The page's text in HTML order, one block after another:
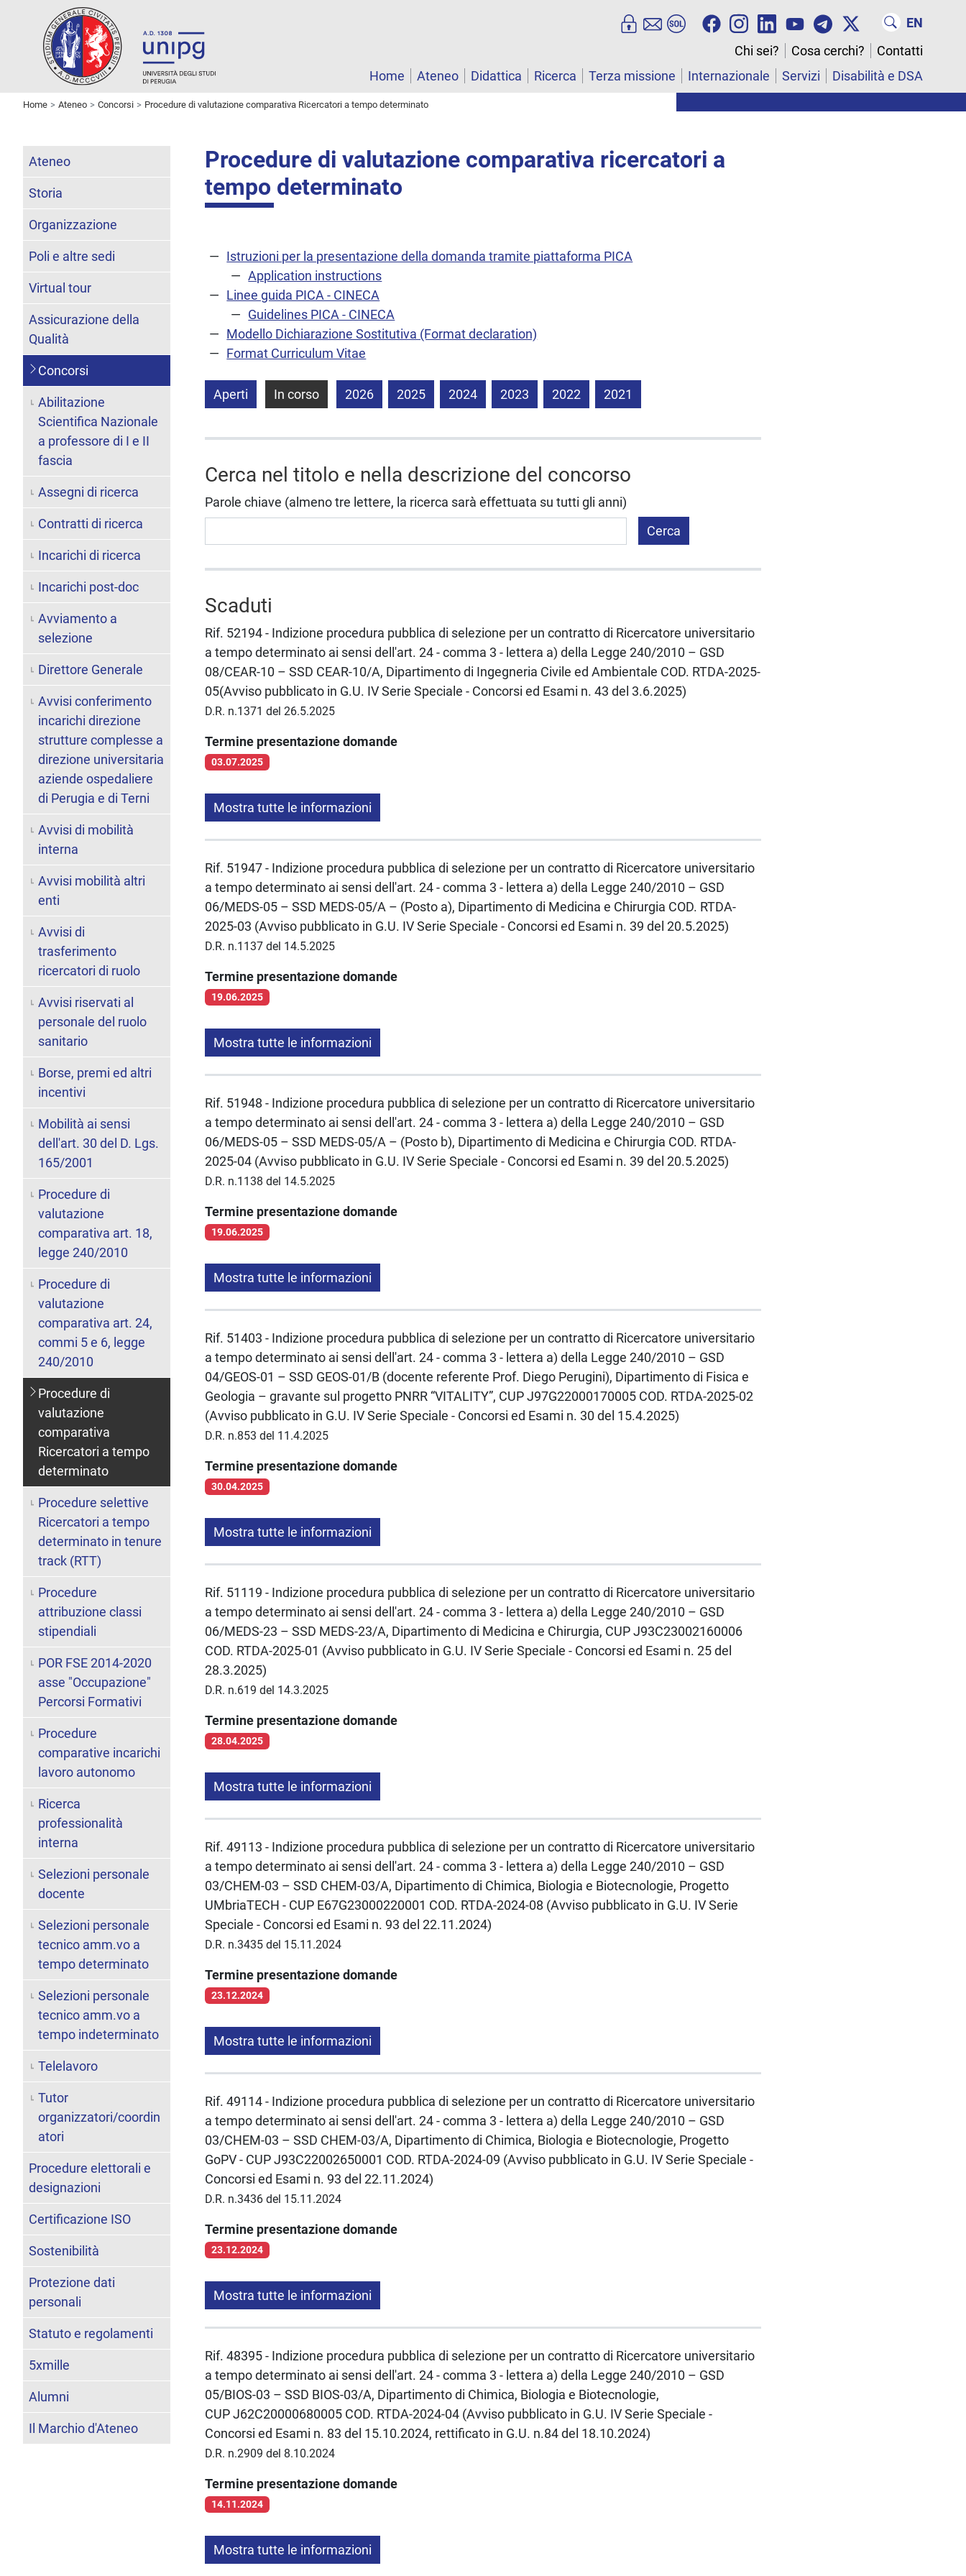
EN
Chi sei?
Cosa cerchi?
Contatti
Home
Ateneo Didattica Ricerca Terza missione Internazionale Servizi Disabilità e DSA
Home Ateneo Concorsi Procedure di valutazione comparativa Ricercatori a tempo determinato
Procedure di valutazione comparativa ricercatori a
tempo determinato
Istruzioni per la presentazione della domanda tramite piattaforma PICA
Application instructions
Linee guida PICA - CINECA
Guidelines PICA - CINECA
Modello Dichiarazione Sostitutiva (Format declaration)
Format Curriculum Vitae
Aperti In corso 2026 2025 2024 2023 2022 2021
Cerca nel titolo e nella descrizione del concorso
Parole chiave (almeno tre lettere, la ricerca sarà effettuata su tutti gli anni)
Cerca
Scaduti
Rif. 52194 - Indizione procedura pubblica di selezione per un contratto di Ricercatore universitario
a tempo determinato ai sensi dell'art. 24 - comma 3 - lettera a) della Legge 240/2010 – GSD
08/CEAR-10 – SSD CEAR-10/A, Dipartimento di Ingegneria Civile ed Ambientale COD. RTDA-2025-
05(Avviso pubblicato in G.U. IV Serie Speciale - Concorsi ed Esami n. 43 del 3.6.2025)
D.R. n.1371 del 26.5.2025
Termine presentazione domande
03.07.2025
Mostra tutte le informazioni
Rif. 51947 - Indizione procedura pubblica di selezione per un contratto di Ricercatore universitario
a tempo determinato ai sensi dell'art. 24 - comma 3 - lettera a) della Legge 240/2010 – GSD
06/MEDS-05 – SSD MEDS-05/A – (Posto a), Dipartimento di Medicina e Chirurgia COD. RTDA-
2025-03 (Avviso pubblicato in G.U. IV Serie Speciale - Concorsi ed Esami n. 39 del 20.5.2025)
D.R. n.1137 del 14.5.2025
Termine presentazione domande
19.06.2025
Mostra tutte le informazioni
Rif. 51948 - Indizione procedura pubblica di selezione per un contratto di Ricercatore universitario
a tempo determinato ai sensi dell'art. 24 - comma 3 - lettera a) della Legge 240/2010 – GSD
06/MEDS-05 – SSD MEDS-05/A – (Posto b), Dipartimento di Medicina e Chirurgia COD. RTDA-
2025-04 (Avviso pubblicato in G.U. IV Serie Speciale - Concorsi ed Esami n. 39 del 20.5.2025)
D.R. n.1138 del 14.5.2025
Termine presentazione domande
19.06.2025
Mostra tutte le informazioni
Rif. 51403 - Indizione procedura pubblica di selezione per un contratto di Ricercatore universitario
a tempo determinato ai sensi dell'art. 24 - comma 3 - lettera a) della Legge 240/2010 – GSD
04/GEOS-01 – SSD GEOS-01/B (docente referente Prof. Diego Perugini), Dipartimento di Fisica e
Geologia – gravante sul progetto PNRR “VITALITY”, CUP J97G22000170005 COD. RTDA-2025-02
(Avviso pubblicato in G.U. IV Serie Speciale - Concorsi ed Esami n. 30 del 15.4.2025)
D.R. n.853 del 11.4.2025
Termine presentazione domande
30.04.2025
Mostra tutte le informazioni
Rif. 51119 - Indizione procedura pubblica di selezione per un contratto di Ricercatore universitario
a tempo determinato ai sensi dell'art. 24 - comma 3 - lettera a) della Legge 240/2010 – GSD
06/MEDS-23 – SSD MEDS-23/A, Dipartimento di Medicina e Chirurgia, CUP J93C23002160006
COD. RTDA-2025-01 (Avviso pubblicato in G.U. IV Serie Speciale - Concorsi ed Esami n. 25 del
28.3.2025)
D.R. n.619 del 14.3.2025
Termine presentazione domande
28.04.2025
Mostra tutte le informazioni
Rif. 49113 - Indizione procedura pubblica di selezione per un contratto di Ricercatore universitario
a tempo determinato ai sensi dell'art. 24 - comma 3 - lettera a) della Legge 240/2010 – GSD
03/CHEM-03 – SSD CHEM-03/A, Dipartimento di Chimica, Biologia e Biotecnologie, Progetto
UMbriaTECH - CUP E67G23000220001 COD. RTDA-2024-08 (Avviso pubblicato in G.U. IV Serie
Speciale - Concorsi ed Esami n. 93 del 22.11.2024)
D.R. n.3435 del 15.11.2024
Termine presentazione domande
23.12.2024
Mostra tutte le informazioni
Rif. 49114 - Indizione procedura pubblica di selezione per un contratto di Ricercatore universitario
a tempo determinato ai sensi dell'art. 24 - comma 3 - lettera a) della Legge 240/2010 – GSD
03/CHEM-03 – SSD CHEM-03/A, Dipartimento di Chimica, Biologia e Biotecnologie, Progetto
GoPV - CUP J93C22002650001 COD. RTDA-2024-09 (Avviso pubblicato in G.U. IV Serie Speciale -
Concorsi ed Esami n. 93 del 22.11.2024)
D.R. n.3436 del 15.11.2024
Termine presentazione domande
23.12.2024
Mostra tutte le informazioni
Rif. 48395 - Indizione procedura pubblica di selezione per un contratto di Ricercatore universitario
a tempo determinato ai sensi dell'art. 24 - comma 3 - lettera a) della Legge 240/2010 – GSD
05/BIOS-03 – SSD BIOS-03/A, Dipartimento di Chimica, Biologia e Biotecnologie,
CUP J62C20000680005 COD. RTDA-2024-04 (Avviso pubblicato in G.U. IV Serie Speciale -
Concorsi ed Esami n. 83 del 15.10.2024, rettificato in G.U. n.84 del 18.10.2024)
D.R. n.2909 del 8.10.2024
Termine presentazione domande
14.11.2024
Mostra tutte le informazioni
Ateneo
Storia
Organizzazione
Poli e altre sedi
Virtual tour
Assicurazione della
Qualità
Concorsi
Abilitazione
Scientifica Nazionale
a professore di I e II
fascia
Assegni di ricerca
Contratti di ricerca
Incarichi di ricerca
Incarichi post-doc
Avviamento a
selezione
Direttore Generale
Avvisi conferimento
incarichi direzione
strutture complesse a
direzione universitaria
aziende ospedaliere
di Perugia e di Terni
Avvisi di mobilità
interna
Avvisi mobilità altri
enti
Avvisi di
trasferimento
ricercatori di ruolo
Avvisi riservati al
personale del ruolo
sanitario
Borse, premi ed altri
incentivi
Mobilità ai sensi
dell'art. 30 del D. Lgs.
165/2001
Procedure di
valutazione
comparativa art. 18,
legge 240/2010
Procedure di
valutazione
comparativa art. 24,
commi 5 e 6, legge
240/2010
Procedure di
valutazione
comparativa
Ricercatori a tempo
determinato
Procedure selettive
Ricercatori a tempo
determinato in tenure
track (RTT)
Procedure
attribuzione classi
stipendiali
POR FSE 2014-2020
asse "Occupazione"
Percorsi Formativi
Procedure
comparative incarichi
lavoro autonomo
Ricerca
professionalità
interna
Selezioni personale
docente
Selezioni personale
tecnico amm.vo a
tempo determinato
Selezioni personale
tecnico amm.vo a
tempo indeterminato
Telelavoro
Tutor
organizzatori/coordin
atori
Procedure elettorali e
designazioni
Certificazione ISO
Sostenibilità
Protezione dati
personali
Statuto e regolamenti
5xmille
Alumni
Il Marchio d'Ateneo